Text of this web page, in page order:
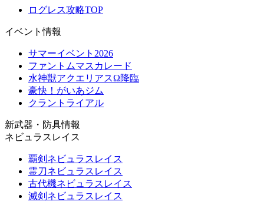
ログレス攻略TOP
イベント情報
サマーイベント2026
ファントムマスカレード
水神獣アクエリアスΩ降臨
豪快！がいあジム
クラントライアル
新武器・防具情報
ネビュラスレイス
覇剣ネビュラスレイス
霊刀ネビュラスレイス
古代機ネビュラスレイス
滅剣ネビュラスレイス